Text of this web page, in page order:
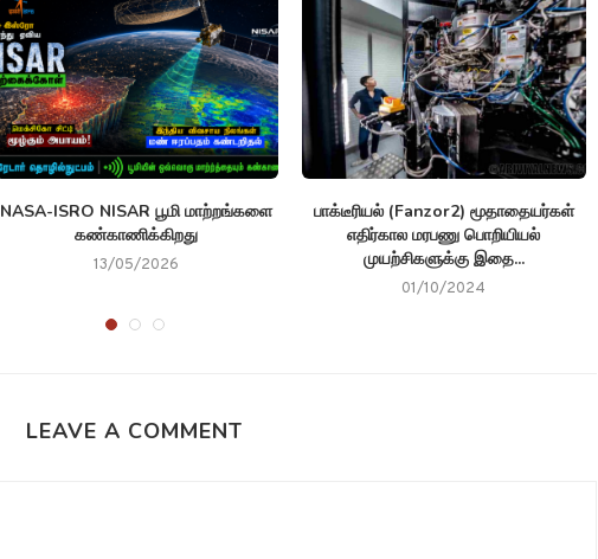
NASA-ISRO NISAR பூமி மாற்றங்களை
கண்காணிக்கிறது
13/05/2026
பாக்டீரியல் (Fanzor2) மூதாதையர்கள்
எதிர்கால மரபணு பொறியியல்
முயற்சிகளுக்கு இதை...
01/10/2024
LEAVE A COMMENT